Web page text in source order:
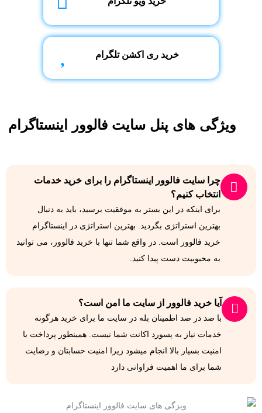
خرید ری اکشن تلگرام
ویژگی های پنل سایت فالوور اینستاگرام
چرا سایت فالوور اینستاگرام را برای خرید خدمات
انتخاب کنیم؟
برای اینکه در این بستر به موفقیت برسید، باید به دنبال
بهترین استراتژی بگردید. بهترین استراتژی در اینستاگرام
خرید فالوور است. در واقع شما تنها با خرید فالوور، می توانید
به محبوبیت دست پیدا کنید.
آیا خرید فالوور از سایت ما امن است؟
با صد در صد اطمینان بله در سایت ما برای خرید هرگونه
خدمات نیاز به پسورد اکانت شما نیست. همینطور پرداخت با
امنیت بسیار بالا انجام میشود زیرا امنیت حسابتان و رضایت
شما برای ما اهمیت فراوانی دارد